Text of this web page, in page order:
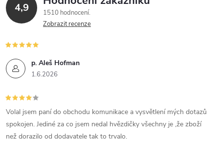
4,9
1510 hodnocení
Zobrazit recenze
p. Aleš Hofman
1.6.2026
Volal jsem paní do obchodu komunikace a vysvětlení mých dotazů
spokojen. Jediné za co jsem nedal hvězdičky všechny je ,že zboží
než dorazilo od dodavatele tak to trvalo.